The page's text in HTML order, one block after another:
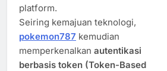
platform.
Seiring kemajuan teknologi,
pokemon787 kemudian
memperkenalkan autentikasi
berbasis token (Token-Based